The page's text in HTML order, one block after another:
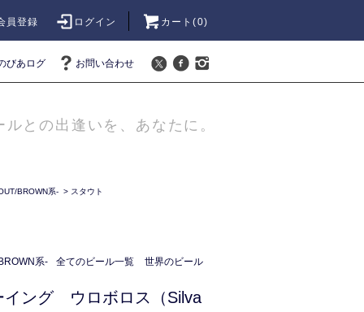
員登録 ログイン カート(0)
びあログ お問い合わせ
との出逢いを、あなたに。
BROWN系- > スタウト
系- 全てのビール一覧 世界のビール
イング ウロボロス（Silva